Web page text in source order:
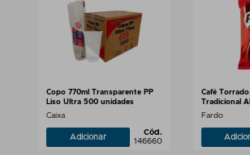
Copo 770ml Transparente PP
Liso Ultra 500 unidades
Caixa
Adicionar
Cód.
146660
Café
Tradicional
10x500g
Fardo